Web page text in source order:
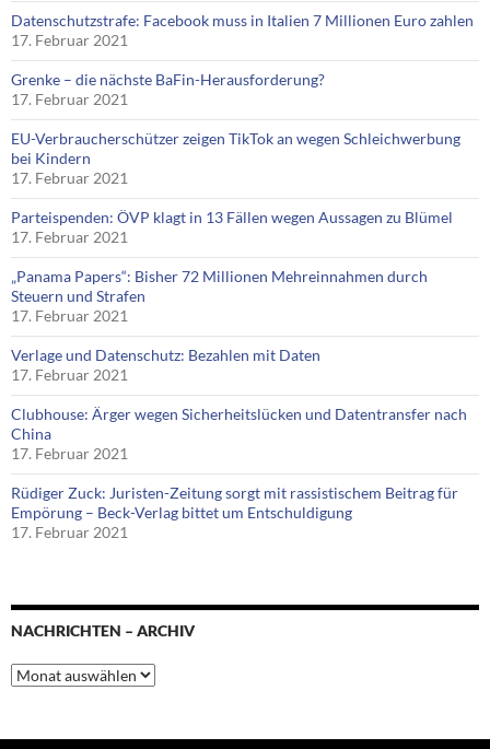
Datenschutzstrafe: Facebook muss in Italien 7 Millionen Euro zahlen
17. Februar 2021
Grenke – die nächste BaFin-Herausforderung?
17. Februar 2021
EU-Verbraucherschützer zeigen TikTok an wegen Schleichwerbung
bei Kindern
17. Februar 2021
Parteispenden: ÖVP klagt in 13 Fällen wegen Aussagen zu Blümel
17. Februar 2021
„Panama Papers“: Bisher 72 Millionen Mehreinnahmen durch
Steuern und Strafen
17. Februar 2021
Verlage und Datenschutz: Bezahlen mit Daten
17. Februar 2021
Clubhouse: Ärger wegen Sicherheitslücken und Datentransfer nach
China
17. Februar 2021
Rüdiger Zuck: Juristen-Zeitung sorgt mit rassistischem Beitrag für
Empörung – Beck-Verlag bittet um Entschuldigung
17. Februar 2021
NACHRICHTEN – ARCHIV
Nachrichten
–